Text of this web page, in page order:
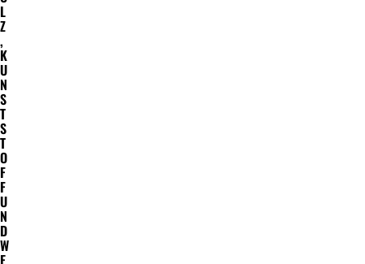
L
Z
,
K
U
N
S
T
S
T
O
F
F
U
N
D
W
E